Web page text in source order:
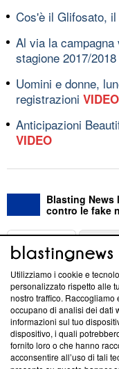
Cos'è il Glifosato,
Al via la
stagione 2017/2018
Uomini e donne,
registrazioni VIDEO
Anticipazioni
VIDEO
Blasting News
contro le fake
ABOUT
Questa sezione offre
News, sui nostri
creare news di qualità.
‘Trust Project - News
ancora membro del
parte; Trust Project
Utilizziamo i cookie e
personalizzato rispetto alle
nostro traffico.
occupano di analisi dei dati
informazioni sul tuo
dispositivo, i quali
fornito loro o che hanno
acconsentire all’uso di tali